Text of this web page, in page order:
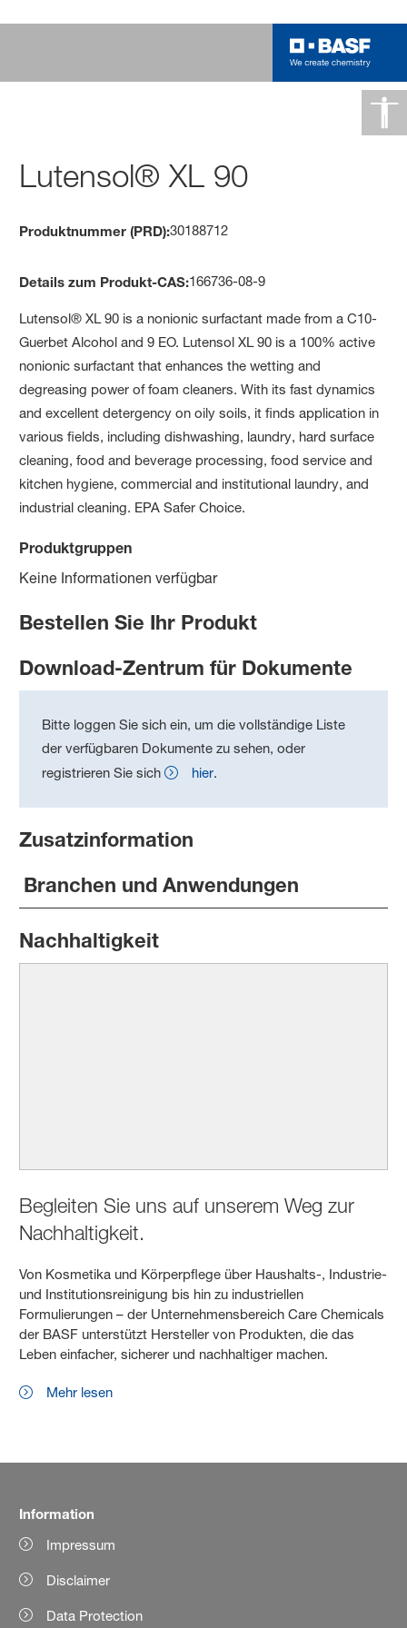
Lutensol® XL 90
Produktnummer (PRD):30188712
Details zum Produkt-CAS:166736-08-9
Lutensol® XL 90 is a nonionic surfactant made from a C10-
Guerbet Alcohol and 9 EO. Lutensol XL 90 is a 100% active
nonionic surfactant that enhances the wetting and
degreasing power of foam cleaners. With its fast dynamics
and excellent detergency on oily soils, it finds application in
various fields, including dishwashing, laundry, hard surface
cleaning, food and beverage processing, food service and
kitchen hygiene, commercial and institutional laundry, and
industrial cleaning. EPA Safer Choice.
Produktgruppen
Keine Informationen verfügbar
Bestellen Sie Ihr Produkt
Download-Zentrum für Dokumente
Bitte loggen Sie sich ein, um die vollständige Liste
der verfügbaren Dokumente zu sehen, oder
registrieren Sie sich
hier.
Zusatzinformation
Branchen und Anwendungen
Nachhaltigkeit
Begleiten Sie uns auf unserem Weg zur
Nachhaltigkeit.
Von Kosmetika und Körperpflege über Haushalts-, Industrie-
und Institutionsreinigung bis hin zu industriellen
Formulierungen – der Unternehmensbereich Care Chemicals
der BASF unterstützt Hersteller von Produkten, die das
Leben einfacher, sicherer und nachhaltiger machen.
Mehr lesen
Information
Impressum
Disclaimer
Data Protection